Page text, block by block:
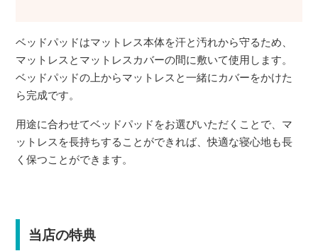
ベッドパッドはマットレス本体を汗と汚れから守るため、
マットレスとマットレスカバーの間に敷いて使用します。
ベッドパッドの上からマットレスと一緒にカバーをかけた
ら完成です。
用途に合わせてベッドパッドをお選びいただくことで、マ
ットレスを長持ちすることができれば、快適な寝心地も長
く保つことができます。
当店の特典